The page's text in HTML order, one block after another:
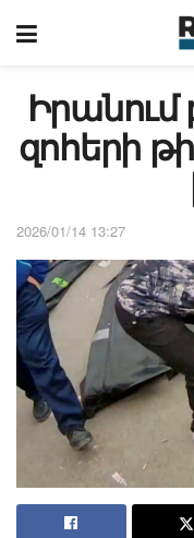
Իրանում
զոհերի
2026/01/14 13:27